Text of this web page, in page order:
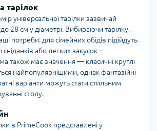
тарілок
універсальної тарілки зазвичай
28 см у діаметрі. Вибираючи тарілку,
потреби: для сімейних обідів підійдуть
сніданків або легких закусок –
також має значення — класичні круглі
найпопулярнішими, однак фантазійні
варіанти можуть стати стильним
столу.
в PrimeCook представлені у